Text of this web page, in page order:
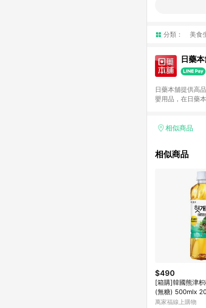
分類： 美食
日藥
日藥本舖提供高
嬰用品，在日藥
相似商品
相似商品
$490
[箱購]韓國熊津
(無糖) 500mlx
萬家福線上購物